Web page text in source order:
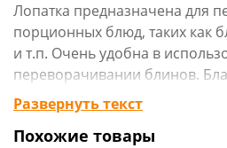
Лопатка предназначена для
порционных блюд, таких как
и т.п. Очень удобна в
переворачивании блинов.
рабочей части лопатки, блины
переворачивании.
Развернуть текст
Похожие товары